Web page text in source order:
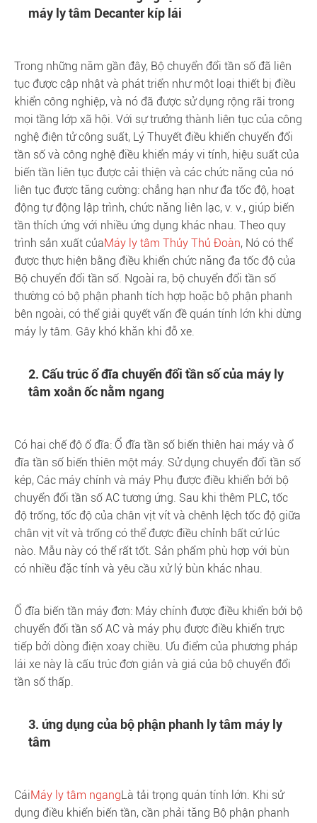
máy ly tâm Decanter kíp lái
Trong những năm gần đây, Bộ chuyển đổi tần số đã liên
tục được cập nhật và phát triển như một loại thiết bị điều
khiển công nghiệp, và nó đã được sử dụng rộng rãi trong
mọi tầng lớp xã hội. Với sự trưởng thành liên tục của công
nghệ điện tử công suất, Lý Thuyết điều khiển chuyển đổi
tần số và công nghệ điều khiển máy vi tính, hiệu suất của
biến tần liên tục được cải thiện và các chức năng của nó
liên tục được tăng cường: chẳng hạn như đa tốc độ, hoạt
động tự động lập trình, chức năng liên lạc, v. v., giúp biến
tần thích ứng với nhiều ứng dụng khác nhau. Theo quy
trình sản xuất củaMáy ly tâm Thủy Thủ Đoàn, Nó có thể
được thực hiện bằng điều khiển chức năng đa tốc độ của
Bộ chuyển đổi tần số. Ngoài ra, bộ chuyển đổi tần số
thường có bộ phận phanh tích hợp hoặc bộ phận phanh
bên ngoài, có thể giải quyết vấn đề quán tính lớn khi dừng
máy ly tâm. Gây khó khăn khi đỗ xe.
2. Cấu trúc ổ đĩa chuyển đổi tần số của máy ly
tâm xoắn ốc nằm ngang
Có hai chế độ ổ đĩa: Ổ đĩa tần số biến thiên hai máy và ổ
đĩa tần số biến thiên một máy. Sử dụng chuyển đổi tần số
kép, Các máy chính và máy Phụ được điều khiển bởi bộ
chuyển đổi tần số AC tương ứng. Sau khi thêm PLC, tốc
độ trống, tốc độ của chân vịt vít và chênh lệch tốc độ giữa
chân vịt vít và trống có thể được điều chỉnh bất cứ lúc
nào. Mẫu này có thể rất tốt. Sản phẩm phù hợp với bùn
có nhiều đặc tính và yêu cầu xử lý bùn khác nhau.
Ổ đĩa biến tần máy đơn: Máy chính được điều khiển bởi bộ
chuyển đổi tần số AC và máy phụ được điều khiển trực
tiếp bởi dòng điện xoay chiều. Ưu điểm của phương pháp
lái xe này là cấu trúc đơn giản và giá của bộ chuyển đổi
tần số thấp.
3. ứng dụng của bộ phận phanh ly tâm máy ly
tâm
CáiMáy ly tâm ngangLà tải trọng quán tính lớn. Khi sử
dụng điều khiển biến tần, cần phải tăng Bộ phận phanh